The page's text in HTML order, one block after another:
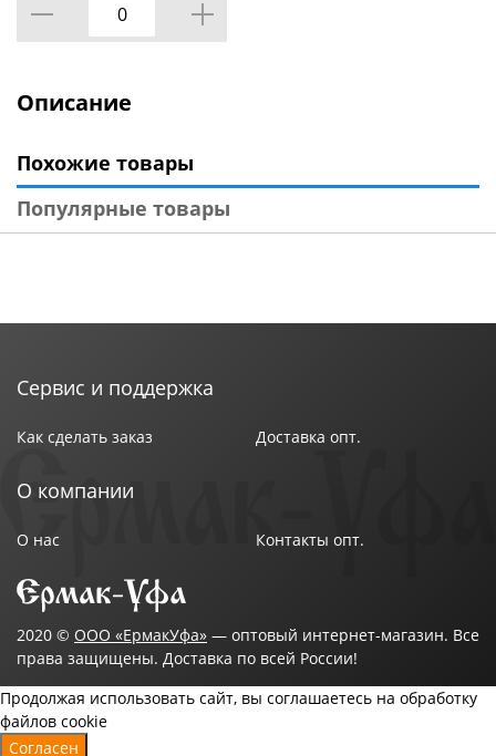
Описание
Похожие товары
Популярные товары
Сервис и поддержка
Как сделать заказ Доставка опт.
О компании
О нас Контакты опт.
2020 © ООО «ЕрмакУфа» — оптовый интернет-магазин. Все
права защищены. Доставка по всей России!
Продолжая использовать сайт, вы соглашаетесь на обработку
файлов cookie
Согласен